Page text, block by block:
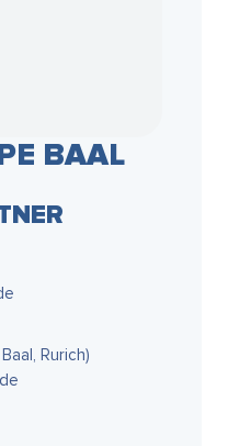
BAAL
Rurich)